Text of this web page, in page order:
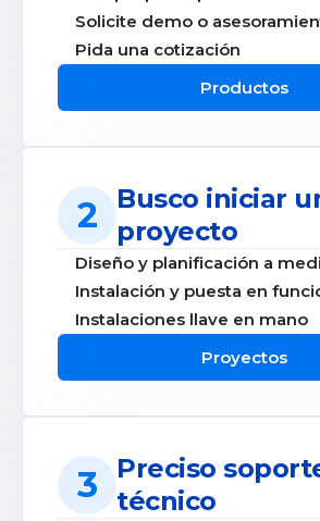
Solicite demo o
Pida una cotización
Productos
2
Busco iniciar
proyecto
Diseño y planificación a
Instalación y puesta en
Instalaciones llave en mano
Proyectos
3
Preciso
técnico